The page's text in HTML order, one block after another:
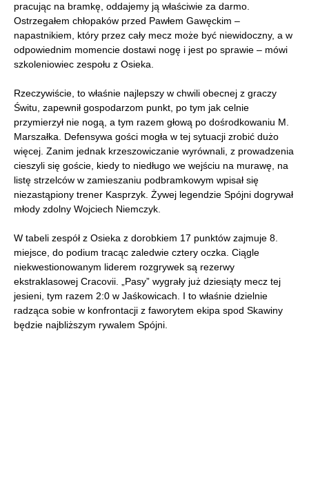
pracując na bramkę, oddajemy ją właściwie za darmo.
Ostrzegałem chłopaków przed Pawłem Gawęckim –
napastnikiem, który przez cały mecz może być niewidoczny, a w
odpowiednim momencie dostawi nogę i jest po sprawie – mówi
szkoleniowiec zespołu z Osieka.
Rzeczywiście, to właśnie najlepszy w chwili obecnej z graczy
Świtu, zapewnił gospodarzom punkt, po tym jak celnie
przymierzył nie nogą, a tym razem głową po dośrodkowaniu M.
Marszałka. Defensywa gości mogła w tej sytuacji zrobić dużo
więcej. Zanim jednak krzeszowiczanie wyrównali, z prowadzenia
cieszyli się goście, kiedy to niedługo we wejściu na murawę, na
listę strzelców w zamieszaniu podbramkowym wpisał się
niezastąpiony trener Kasprzyk. Żywej legendzie Spójni dogrywał
młody zdolny Wojciech Niemczyk.
W tabeli zespół z Osieka z dorobkiem 17 punktów zajmuje 8.
miejsce, do podium tracąc zaledwie cztery oczka. Ciągle
niekwestionowanym liderem rozgrywek są rezerwy
ekstraklasowej Cracovii. „Pasy” wygrały już dziesiąty mecz tej
jesieni, tym razem 2:0 w Jaśkowicach. I to właśnie dzielnie
radząca sobie w konfrontacji z faworytem ekipa spod Skawiny
będzie najbliższym rywalem Spójni.